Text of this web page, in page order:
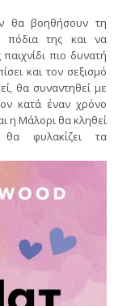
θα βοηθήσουν τη
πόδια της και να
πιο δυνατή
και τον σεξισμό
θα συναντηθεί με
κατά έναν χρόνο
η Μάλορι θα κληθεί
φυλακίζει τα